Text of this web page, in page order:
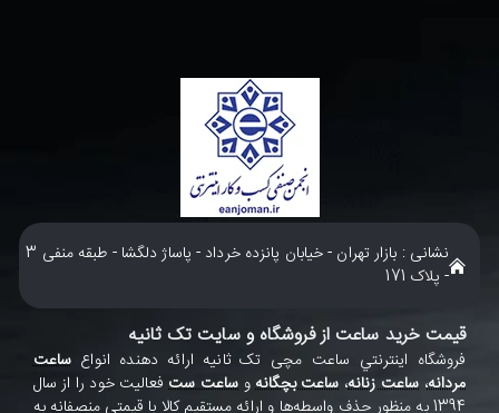
نشانی : بازار تهران - خیابان پانزده خرداد - پاساژ دلگشا - طبقه منفی 3
- پلاک 171
قیمت خرید ساعت از فروشگاه و سایت تک ثانیه
فروشگاه اينترنتي ساعت مچی تک ثانيه ارائه دهنده انواعساعت
مردانه، ساعت زنانه، ساعت بچگانهو ساعت ستفعاليت خود را از سال
1394 به منظور حذف واسطه‌ها و ارائه مستقيم کالا با قيمتي منصفانه به